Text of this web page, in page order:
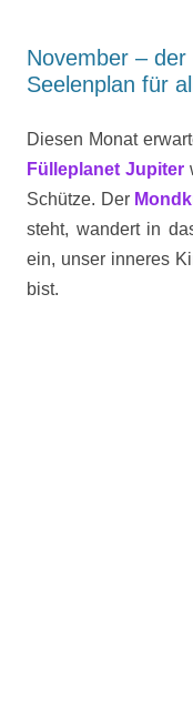
November –
Seelenplan für
Diesen Monat
Fülleplanet Jupiter
Schütze. Der
steht, wandert in
ein, unser inneres
bist.